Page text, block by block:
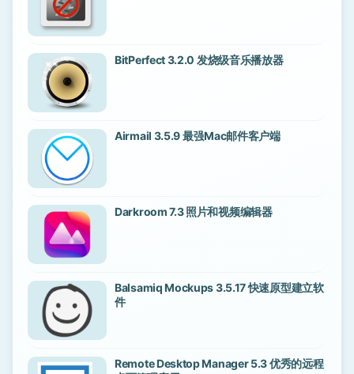
BitPerfect 3.2.0 发烧级音乐播放器
Airmail 3.5.9 最强Mac邮件客户端
Darkroom 7.3 照片和视频编辑器
Balsamiq Mockups 3.5.17 快速原型建立软
件
Remote Desktop Manager 5.3 优秀的远程